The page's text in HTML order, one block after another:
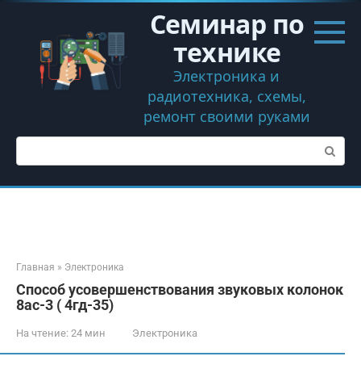
Перейти
контенту
Семинар по
технике
Электроника и
радиотехника, схемы,
ремонт своими руками
Поиск:
Главная » Электроника
Способ усовершенствования звуковых колонок
8ас-3 ( 4гд-35)
На чтение: 24 мин Электроника